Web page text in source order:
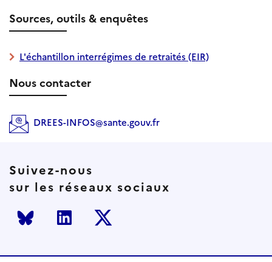
Sources, outils & enquêtes
L'échantillon interrégimes de retraités (EIR)
Nous contacter
DREES-INFOS@sante.gouv.fr
Suivez-nous
sur les réseaux sociaux
Bluesky LinkedInTwitter